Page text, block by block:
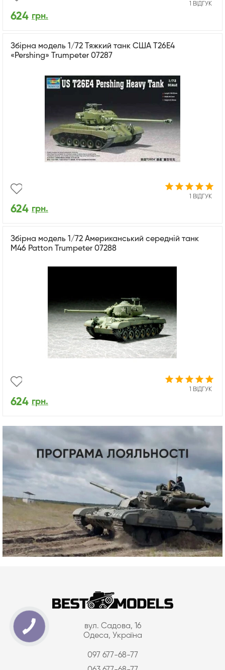
1 ВІДГУК
624 грн.
Збірна модель 1/72 Тяжкий танк США Т26Е4
«Pershing» Trumpeter 07287
1 ВІДГУК
624 грн.
Збірна модель 1/72 Американський середній танк
М46 Patton Trumpeter 07288
1 ВІДГУК
624 грн.
вул. Садова, 16
Одеса, Україна
097 677-68-77